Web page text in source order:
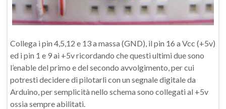
Collega i pin 4,5,12 e 13 a massa (GND), il pin 16 a Vcc (+5v)
ed i pin 1 e 9 ai +5v ricordando che questi ultimi due sono
l’enable del primo e del secondo avvolgimento, per cui
potresti decidere di pilotarli con un segnale digitale da
Arduino, per semplicità nello schema sono collegati al +5v
ossia sempre abilitati.